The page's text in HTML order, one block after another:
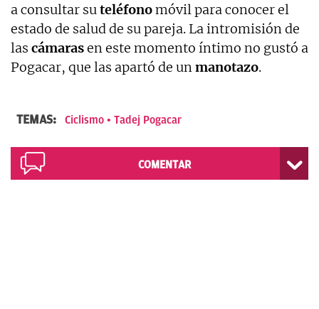
a consultar suteléfonomóvil para conocer el
estado de salud de su pareja. La intromisión de
las cámarasen este momento íntimo no gustó a
Pogacar, que las apartó de unmanotazo.
TEMAS: Ciclismo Tadej Pogacar
COMENTAR